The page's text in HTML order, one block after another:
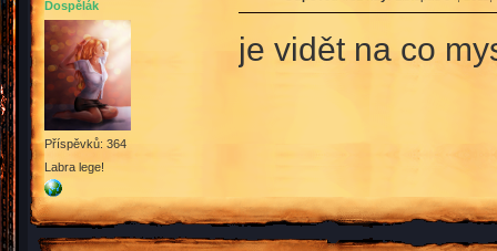
Dospělák
Příspěvků: 364
Labra lege!
je vidět na co